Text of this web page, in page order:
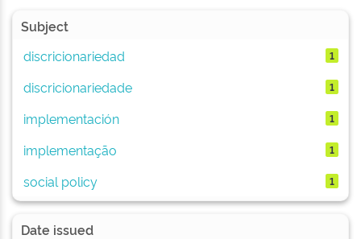
Subject
discricionariedad
1
discricionariedade 1
implementación 1
implementação 1
social policy 1
Date issued